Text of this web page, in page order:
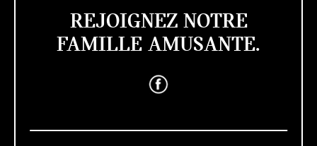
REJOIGNEZ NOTRE
FAMILLE AMUSANTE.